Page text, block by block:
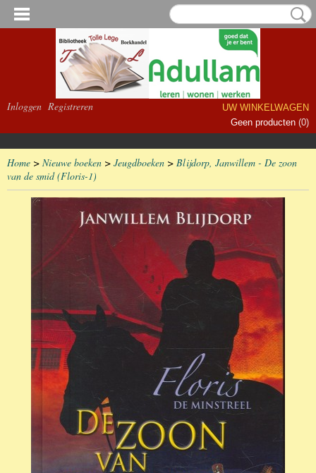
Inloggen Registreren
UW WINKELWAGEN
Geen producten (0)
Home > Nieuwe boeken > Jeugdboeken > Blijdorp, Janwillem - De zoon
van de smid (Floris-1)